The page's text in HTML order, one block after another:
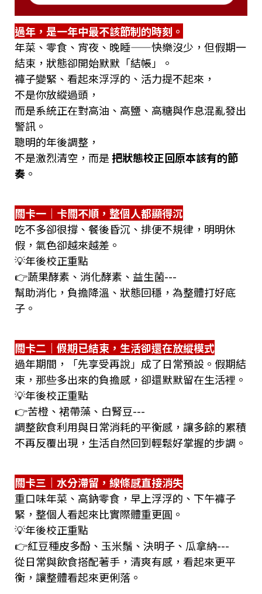
過年，是一年中最不該節制的時刻。
年菜、零食、宵夜、晚睡——快樂沒少，但假期一
結束，狀態卻開始默默「結帳」。
褲子變緊、看起來浮浮的、活力提不起來，
不是你放縱過頭，
而是系統正在對高油、高鹽、高糖與作息混亂發出
警訊。
聰明的年後調整，
不是激烈清空，而是把狀態校正回原本該有的節
奏 。
關卡一｜卡關不順，整個人都顯得沉
吃不多卻很撐、餐後昏沉、排便不規律，明明休
假，氣色卻越來越差。
💡年後校正重點
👉蔬果酵素、消化酵素、益生菌---
幫助消化，負擔降溫、狀態回穩，為整體打好底
子。
關卡二｜假期已結束，生活卻還在放縱模式
過年期間，「先享受再說」成了日常預設。假期結
束，那些多出來的負擔感，卻還默默留在生活裡。
💡年後校正重點
👉苦橙、裙帶藻、白腎豆---
調整飲食利用與日常消耗的平衡感，讓多餘的累積
不再反覆出現，生活自然回到輕鬆好掌握的步調。
關卡三｜水分滯留，線條感直接消失
重口味年菜、高鈉零食，早上浮浮的、下午褲子
緊，整個人看起來比實際體重更圓。
💡年後校正重點
👉紅豆種皮多酚、玉米鬚、決明子、瓜拿納---
從日常與飲食搭配著手，清爽有感，看起來更平
衡，讓整體看起來更俐落。